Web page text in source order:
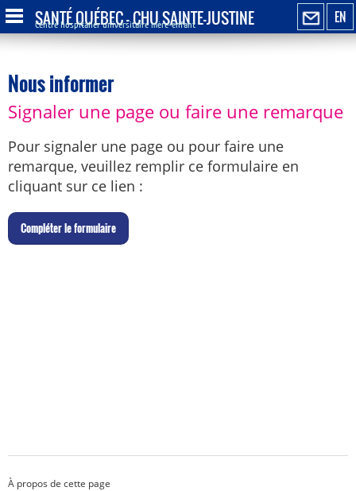
EN
SANTÉ QUÉBEC - CHU SAINTE-JUSTINE
Centre hospitalier universitaire mère-enfant
Nous informer
Signaler une page ou faire une remarque
Pour signaler une page ou pour faire une
remarque, veuillez remplir ce formulaire en
cliquant sur ce lien :
Compléter le formulaire
À propos de cette page